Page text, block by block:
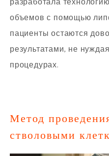
объемов с помощью
пациенты остаются
результатами, не
процедурах.
Метод
стволовыми